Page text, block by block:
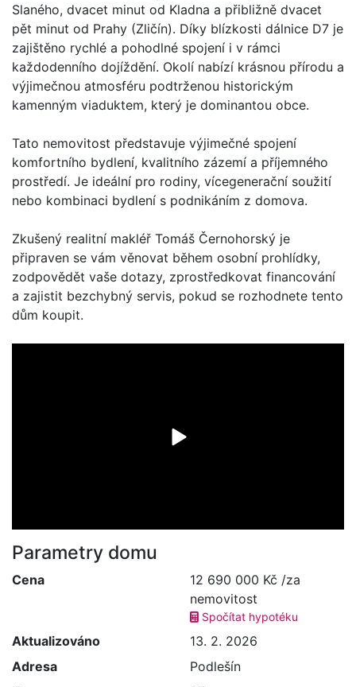
Slaného, dvacet minut od Kladna a přibližně dvacet
pět minut od Prahy (Zličín). Díky blízkosti dálnice D7 je
zajištěno rychlé a pohodlné spojení i v rámci
každodenního dojíždění. Okolí nabízí krásnou přírodu a
výjimečnou atmosféru podtrženou historickým
kamenným viaduktem, který je dominantou obce.
Tato nemovitost představuje výjimečné spojení
komfortního bydlení, kvalitního zázemí a příjemného
prostředí. Je ideální pro rodiny, vícegenerační soužití
nebo kombinaci bydlení s podnikáním z domova.
Zkušený realitní makléř Tomáš Černohorský je
připraven se vám věnovat během osobní prohlídky,
zodpovědět vaše dotazy, zprostředkovat financování
a zajistit bezchybný servis, pokud se rozhodnete tento
dům koupit.
Parametry domu
Cena
12 690 000 Kč /za
nemovitost
Spočítat hypotéku
Aktualizováno
13. 2. 2026
Adresa
Podlešín